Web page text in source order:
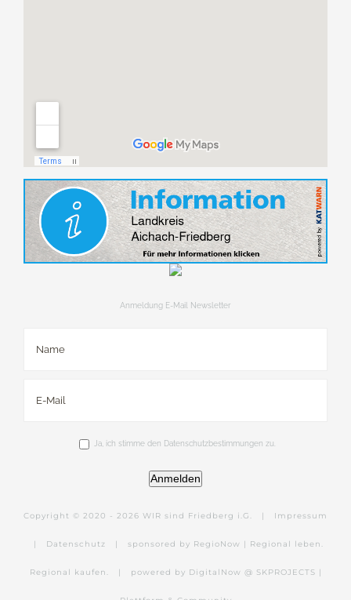
Anmeldung E-Mail Newsletter
Ja, ich stimme den Datenschutzbestimmungen zu.
Anmelden
Copyright © 2020 - 2026 WIR sind Friedberg i.G. | Impressum
| Datenschutz | sponsored by RegioNow | Regional leben.
Regional kaufen. | powered by DigitalNow @ SKPROJECTS |